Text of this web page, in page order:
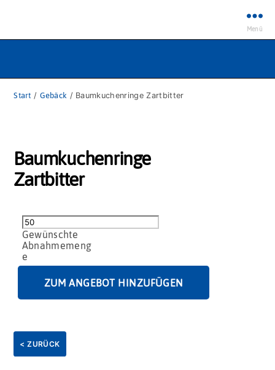
Menü
Start / Gebäck / Baumkuchenringe Zartbitter
Baumkuchenringe
Zartbitter
Baumkuchenringe
Zartbitter
Menge
ZUM ANGEBOT HINZUFÜGEN
< ZURÜCK